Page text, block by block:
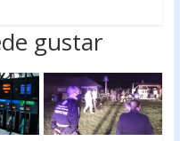
gustar